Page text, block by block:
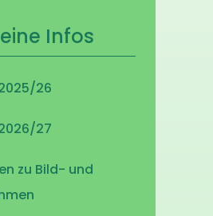
Infos
26
27
zu Bild- und